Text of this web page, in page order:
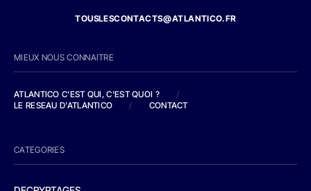
TOUSLESCONTACTS@ATLANTICO.FR
MIEUX NOUS CONNAITRE
ATLANTICO C'EST QUI, C'EST QUOI ?
/
LE RESEAU D'ATLANTICO
/ CONTACT
CATEGORIES